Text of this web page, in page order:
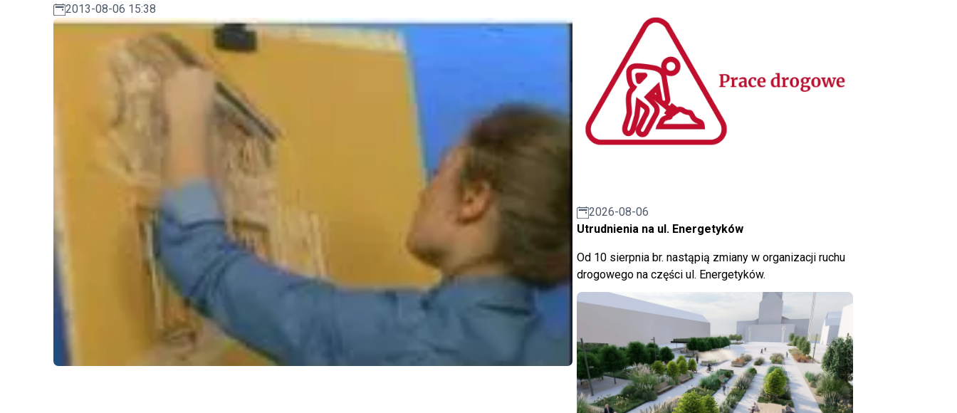
2013-08-06 15:38
2026-08-06
Utrudnienia na ul. Energetyków
Od 10 sierpnia br. nastąpią zmiany w organizacji ruchu
drogowego na części ul. Energetyków.